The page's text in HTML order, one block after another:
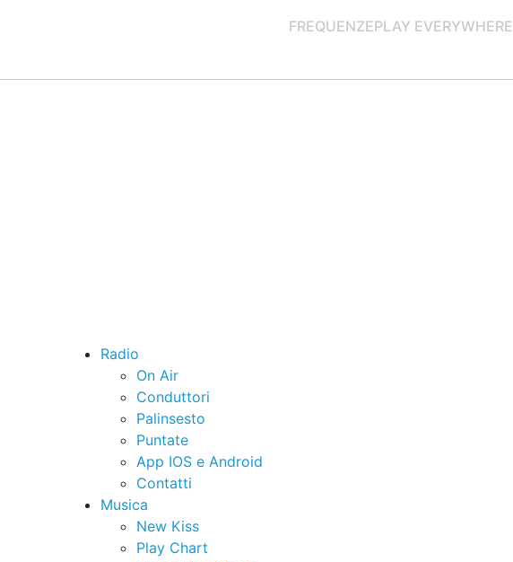
FREQUENZEPLAY EVERYWHERE
Radio
On Air
Conduttori
Palinsesto
Puntate
App IOS e Android
Contatti
Musica
New Kiss
Play Chart